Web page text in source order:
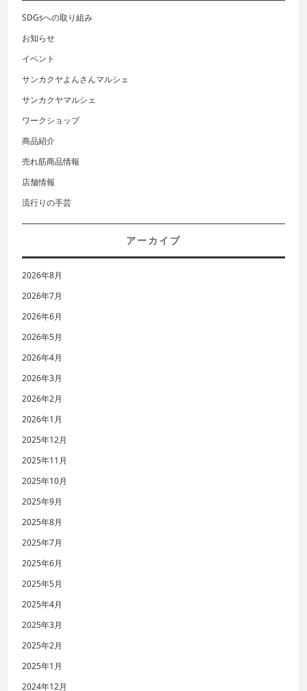
SDGsへの取り組み
お知らせ
イベント
サンカクヤよんさんマルシェ
サンカクヤマルシェ
ワークショップ
商品紹介
売れ筋商品情報
店舗情報
流行りの手芸
アーカイブ
2026年8月
2026年7月
2026年6月
2026年5月
2026年4月
2026年3月
2026年2月
2026年1月
2025年12月
2025年11月
2025年10月
2025年9月
2025年8月
2025年7月
2025年6月
2025年5月
2025年4月
2025年3月
2025年2月
2025年1月
2024年12月